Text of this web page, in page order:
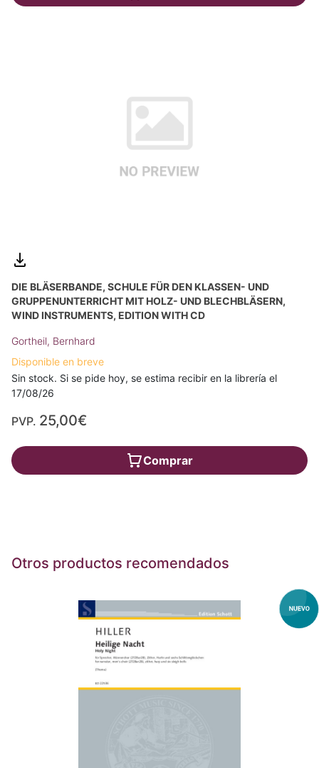
DIE BLÄSERBANDE, SCHULE FÜR DEN KLASSEN- UND
GRUPPENUNTERRICHT MIT HOLZ- UND BLECHBLÄSERN,
WIND INSTRUMENTS, EDITION WITH CD
Gortheil, Bernhard
Disponible en breve
Sin stock. Si se pide hoy, se estima recibir en la librería el
17/08/26
PVP. 25,00€
Comprar
Otros productos recomendados